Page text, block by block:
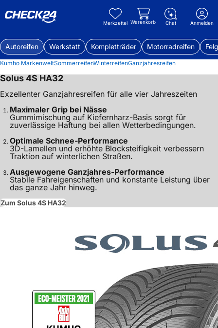
Merkzettel Warenkorb Chat Anmelden
Autoreifen Werkstatt Kompletträder Motorradreifen
Kumho MarkenweltSommerreifenWinterreifenGanzjahresreifen
Solus 4S HA32
Exzellenter Ganzjahresreifen für alle vier Jahreszeiten
Maximaler Grip bei Nässe
Gummimischung auf Kiefernharz-Basis sorgt für
zuverlässige Haftung bei allen Wetterbedingungen.
Optimale Schnee-Performance
3D-Lamellen und erhöhte Blocksteifigkeit verbessern
Traktion auf winterlichen Straßen.
Ausgewogene Ganzjahres-Performance
Stabile Fahreigenschaften und konstante Leistung über
das ganze Jahr hinweg.
Zum Solus 4S HA32